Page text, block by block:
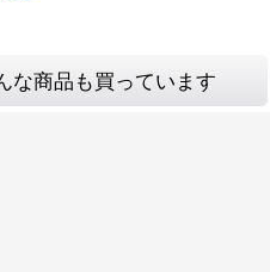
な商品も買っています